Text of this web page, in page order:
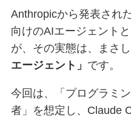
Anthropicから発表され
向けのAIエージェント
が、その実態は、まさし
エージェント」 です。
今回は、「プログラミ
者」を想定し、Claude